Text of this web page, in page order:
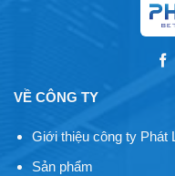
VỀ CÔNG TY
Giới thiệu công ty Phát
Sản phẩm